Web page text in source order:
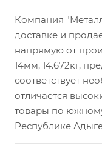
Компания
доставке и
напрямую от
14мм, 14.672кг,
соответствует
отличается
товары по
Республике